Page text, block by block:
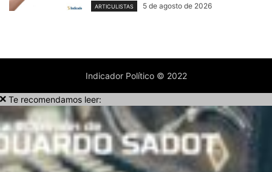
ARTICULISTAS 5 de agosto de 2026
Indicador Político © 2022
Te recomendamos leer: